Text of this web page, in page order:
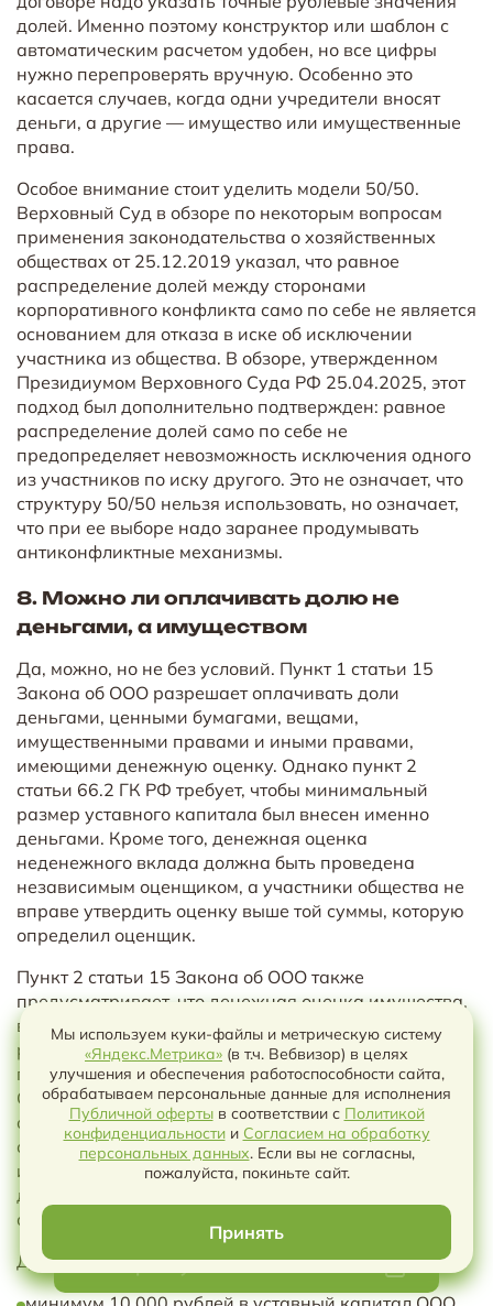
долей. Именно поэтому конструктор или шаблон с
автоматическим расчетом удобен, но все цифры
нужно перепроверять вручную. Особенно это
касается случаев, когда одни учредители вносят
деньги, а другие — имущество или имущественные
права.
Особое внимание стоит уделить модели 50/50.
Верховный Суд в обзоре по некоторым вопросам
применения законодательства о хозяйственных
обществах от 25.12.2019 указал, что равное
распределение долей между сторонами
корпоративного конфликта само по себе не является
основанием для отказа в иске об исключении
участника из общества. В обзоре, утвержденном
Президиумом Верховного Суда РФ 25.04.2025, этот
подход был дополнительно подтвержден: равное
распределение долей само по себе не
предопределяет невозможность исключения одного
из участников по иску другого. Это не означает, что
структуру 50/50 нельзя использовать, но означает,
что при ее выборе надо заранее продумывать
антиконфликтные механизмы.
8. Можно ли оплачивать долю не
деньгами, а имуществом
Да, можно, но не без условий. Пункт 1 статьи 15
Закона об ООО разрешает оплачивать доли
деньгами, ценными бумагами, вещами,
имущественными правами и иными правами,
имеющими денежную оценку. Однако пункт 2
статьи 66.2 ГК РФ требует, чтобы минимальный
размер уставного капитала был внесен именно
деньгами. Кроме того, денежная оценка
неденежного вклада должна быть проведена
независимым оценщиком, а участники общества не
вправе утвердить оценку выше той суммы, которую
определил оценщик.
Пункт 2 статьи 15 Закона об ООО также
предусматривает, что денежная оценка имущества,
вносимого для оплаты долей, утверждается
решением общего собрания участников,
принимаемым всеми участниками единогласно.
Следовательно, если в оплату доли передается
оборудование, товарный знак, право требования,
объект интеллектуальной собственности или иное
имущество, надо синхронно увязать между собой
договор об учреждении, решение о создании, отчет
оценщика и документы о передаче этого имущества.
Для практики это означает три простых правила:
Мы используем куки-файлы и метрическую систему
«Яндекс.Метрика» (в т.ч. Вебвизор) в целях
улучшения и обеспечения работоспособности сайта,
обрабатываем персональные данные для исполнения
Публичной офертыв соответствии с Политикой
конфиденциальностии Согласием на обработку
персональных данных. Если вы не согласны,
пожалуйста, покиньте сайт.
Принять
Чат с ИИ
Выберите условия чтобы скачать